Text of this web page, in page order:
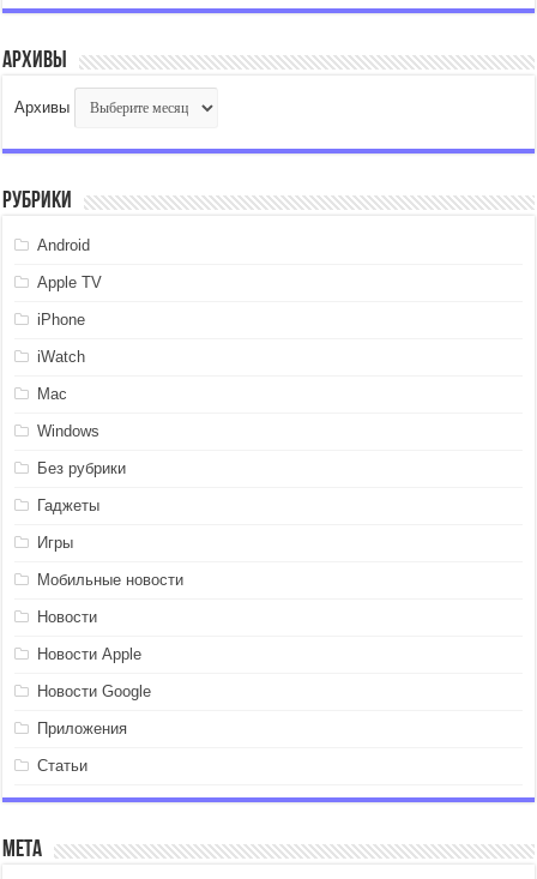
Архивы
Архивы
Рубрики
Android
Apple TV
iPhone
iWatch
Mac
Windows
Без рубрики
Гаджеты
Игры
Мобильные новости
Новости
Новости Apple
Новости Google
Приложения
Статьи
Мета